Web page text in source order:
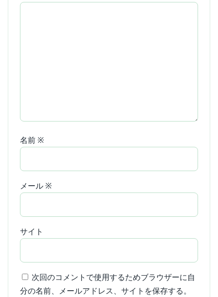
名前 ※
メール ※
サイト
次回のコメントで使用するためブラウザーに自
分の名前、メールアドレス、サイトを保存する。